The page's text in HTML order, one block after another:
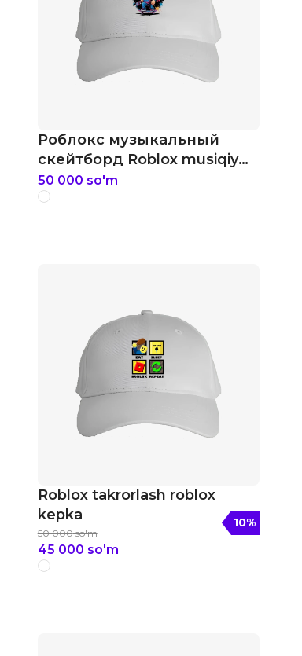
Роблокс музыкальный
скейтборд Roblox musiqiy
skeytbord roblox kepka
50 000 so'm
Roblox takrorlash roblox
kepka
50 000 so'm
45 000 so'm
10%